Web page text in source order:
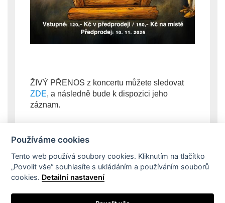
ŽIVÝ PŘENOS z koncertu můžete sledovat
ZDE, a následně bude k dispozici jeho
záznam.
Dokumenty školy
SRPŠ při ZUŠ
Používáme cookies
Tento web používá soubory cookies. Kliknutím na tlačítko
„Povolit vše“ souhlasíte s ukládáním a používáním souborů
cookies. Detailní nastavení